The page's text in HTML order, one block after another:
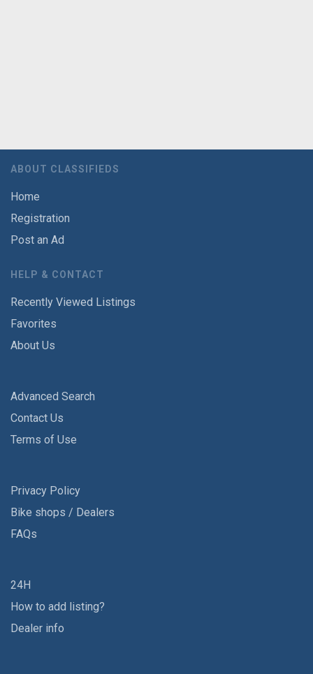
ABOUT CLASSIFIEDS
Home
Registration
Post an Ad
HELP & CONTACT
Recently Viewed Listings
Favorites
About Us
Advanced Search
Contact Us
Terms of Use
Privacy Policy
Bike shops / Dealers
FAQs
24H
How to add listing?
Dealer info